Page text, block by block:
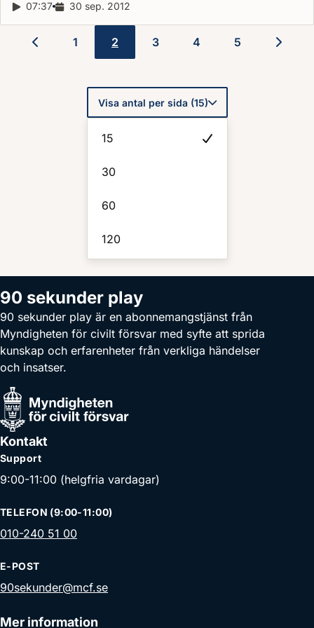
Reportagelängd:
07:37 Releasedatum:
30 sep. 2012
1 2 3 4 5
Visa antal per sida (15)
15
30
60
120
90 sekunder play
90 sekunder play är en abonnemangstjänst från
Myndigheten för civilt försvar med syfte att sprida
kunskap och erfarenheter från verkliga händelser
och insatser.
Kontakt
Support
9:00-11:00 (helgfria vardagar)
TELEFON (9:00-11:00)
010-240 51 00
E-POST
90sekunder@mcf.se
Mer information